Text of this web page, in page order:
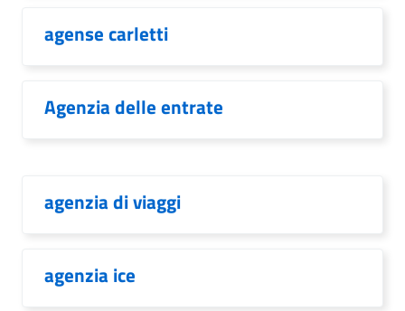
agense carletti
Agenzia delle entrate
agenzia di viaggi
agenzia ice